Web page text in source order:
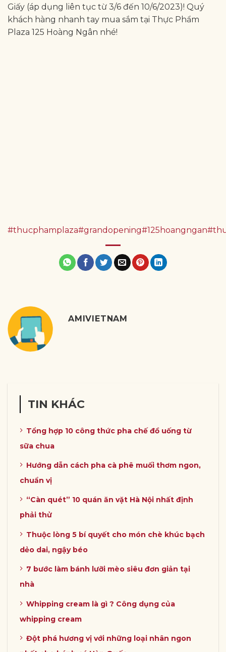
Giấy (áp dụng liên tục từ 3/6 đến 10/6/2023)! Quý
khách hàng nhanh tay mua sắm tại Thực Phẩm
Plaza 125 Hoàng Ngân nhé!
#thucphamplaza#grandopening#125hoangngan
AMIVIETNAM
TIN KHÁC
Tổng hợp 10 công thức pha chế đồ uống từ
sữa chua
Hướng dẫn cách pha cà phê muối thơm ngon,
chuẩn vị
“Càn quét” 10 quán ăn vặt Hà Nội nhất định
phải thử
Thuộc lòng 5 bí quyết cho món chè khúc bạch
dẻo dai, ngậy béo
7 bước làm bánh lưỡi mèo siêu đơn giản tại
nhà
Whipping cream là gì ? Công dụng của
whipping cream
Đột phá hương vị với những loại nhân ngon